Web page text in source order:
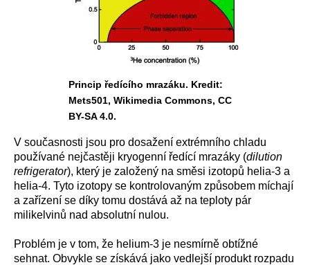
Princip ředícího mrazáku. Kredit:
Mets501, Wikimedia Commons, CC
BY-SA 4.0.
V současnosti jsou pro dosažení extrémního chladu
používané nejčastěji kryogenní ředící mrazáky (dilution
refrigerator), který je založený na směsi izotopů helia-3 a
helia-4. Tyto izotopy se kontrolovaným způsobem míchají
a zařízení se díky tomu dostává až na teploty pár
milikelvinů nad absolutní nulou.
Problém je v tom, že helium-3 je nesmírně obtížné
sehnat. Obvykle se získává jako vedlejší produkt rozpadu